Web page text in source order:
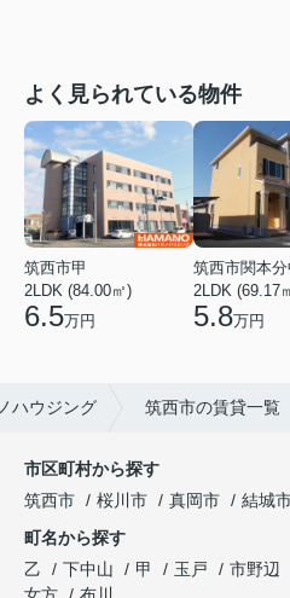
よく見られている物件
筑西市甲
2LDK (84.00㎡)
6.5万円
筑西市関本分
2LDK (69.17
5.8万円
ハウジング 筑西市の賃貸一覧
市区町村から探す
筑西市
桜川市 真岡市 結城
町名から探す
乙
下中山 甲 玉戸 市野辺